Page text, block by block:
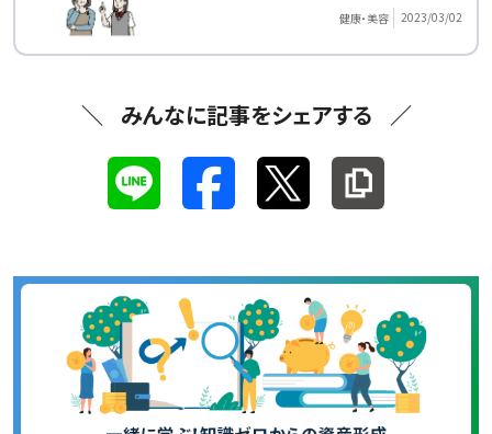
健康・美容 2023/03/02
みんなに記事をシェアする